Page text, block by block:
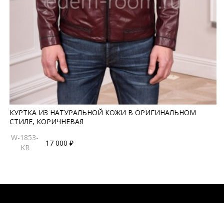
КУРТКА ИЗ НАТУРАЛЬНОЙ КОЖИ В ОРИГИНАЛЬНОМ
СТИЛЕ, КОРИЧНЕВАЯ
W-1853-
KR
17 000 ₽